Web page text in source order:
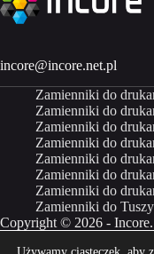
incore@incore.net.pl
Zamienniki do
Zamienniki do
Zamienniki do
Zamienniki do
Zamienniki do
Zamienniki do
Zamienniki do
Zamienniki do
Copyright © 2026 - Incore.